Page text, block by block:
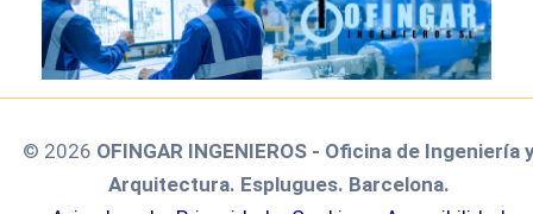
© 2026 OFINGAR INGENIEROS - Oficina de Ingeniería
Arquitectura. Esplugues. Barcelona.